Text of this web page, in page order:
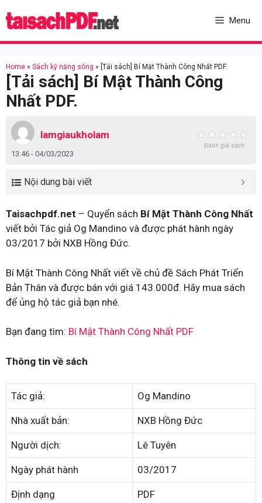
to
Menu
Home » Sách kỹ năng sống » [Tải sách] Bí Mật Thành Công Nhất PDF.
[Tải sách] Bí Mật Thành Công
Nhất PDF.
lamgiaukholam
13:46 - 04/03/2023
Đánh giá sách
Nội dung bài viết
Taisachpdf.net – Quyển sách Bí Mật Thành Công Nhất
viết bởi Tác giả Og Mandino và được phát hành ngày
03/2017 bởi NXB Hồng Đức.
Bí Mật Thành Công Nhất viết về chủ đề Sách Phát Triển
Bản Thân và được bán với giá 143.000đ. Hãy mua sách
để ủng hộ tác giả bạn nhé.
Bạn đang tìm: Bí Mật Thành Công Nhất PDF
Thông tin về sách
Tác giả: Og Mandino
Nhà xuất bản: NXB Hồng Đức
Người dịch: Lê Tuyên
Ngày phát hành 03/2017
Định dạng PDF